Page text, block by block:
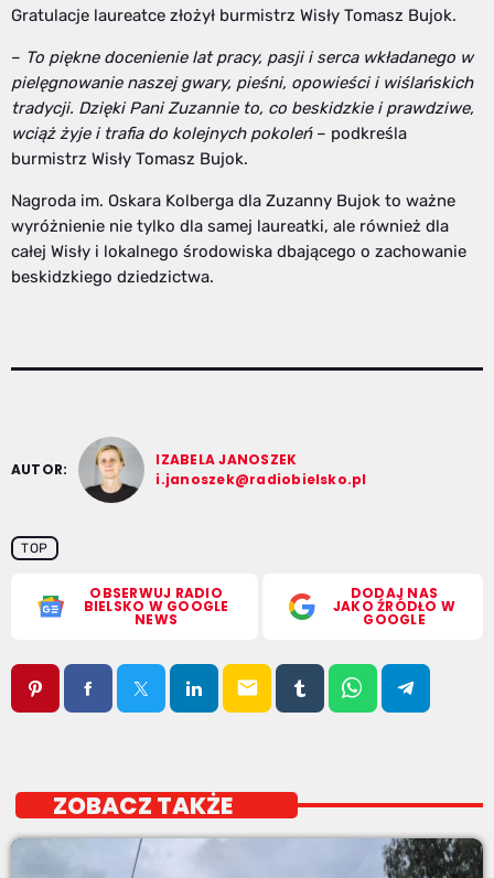
Gratulacje laureatce złożył burmistrz Wisły Tomasz Bujok.
– To piękne docenienie lat pracy, pasji i serca wkładanego w
pielęgnowanie naszej gwary, pieśni, opowieści i wiślańskich
tradycji. Dzięki Pani Zuzannie to, co beskidzkie i prawdziwe,
wciąż żyje i trafia do kolejnych pokoleń– podkreśla
burmistrz Wisły Tomasz Bujok.
Nagroda im. Oskara Kolberga dla Zuzanny Bujok to ważne
wyróżnienie nie tylko dla samej laureatki, ale również dla
całej Wisły i lokalnego środowiska dbającego o zachowanie
beskidzkiego dziedzictwa.
AUTOR:
IZABELA JANOSZEK
i.janoszek@radiobielsko.pl
TOP
OBSERWUJ RADIO
BIELSKO W GOOGLE
NEWS
DODAJ NAS
JAKO ŹRÓDŁO W
GOOGLE
email
ZOBACZ TAKŻE